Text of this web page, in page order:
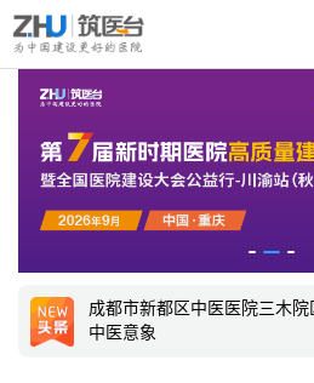
佛山中心城区(乐从)养老服务
南康养标杆
第十一届中国十佳医院建筑设
精准之心，造有温度疗愈空间
医疗园区的“融合类型学”：
成都市新都区中医医院三木
中医意象